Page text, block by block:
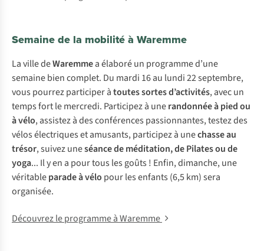
Semaine de la mobilité à Waremme
La ville deWaremmea élaboré un programme d’une
semaine bien complet. Du mardi 16 au lundi 22 septembre,
vous pourrez participer àtoutes sortes d’activités, avec un
temps fort le mercredi. Participez à unerandonnée à pied ou
à vélo, assistez à des conférences passionnantes, testez des
vélos électriques et amusants, participez à unechasse au
trésor, suivez uneséance de méditation, de Pilates ou de
yoga... Il y en a pour tous les goûts ! Enfin, dimanche, une
véritableparade à vélo pour les enfants (6,5 km) sera
organisée.
Découvrez le programme à Waremme